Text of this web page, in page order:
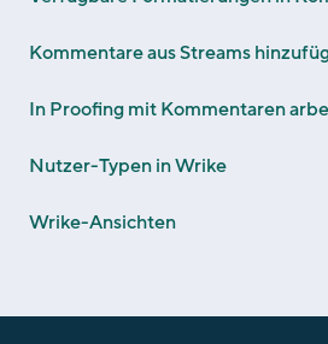
Kommentare aus Streams
In Proofing mit Kommentaren
Nutzer-Typen in Wrike
Wrike-Ansichten